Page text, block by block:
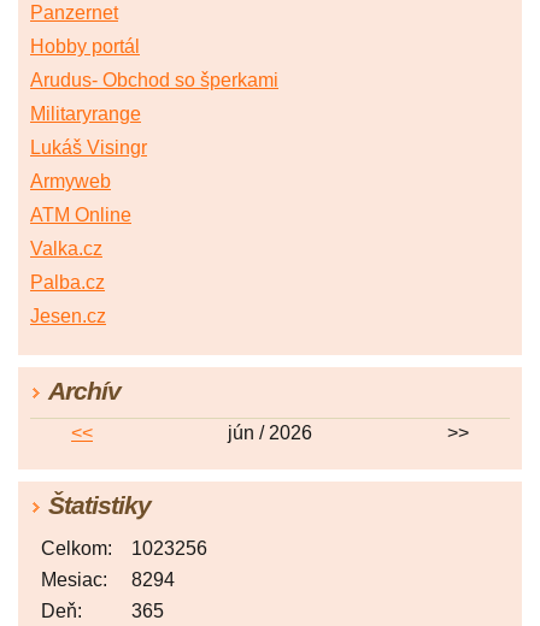
Panzernet
Hobby portál
Arudus- Obchod so šperkami
Militaryrange
Lukáš Visingr
Armyweb
ATM Online
Valka.cz
Palba.cz
Jesen.cz
Archív
<< jún / 2026 >>
Štatistiky
Celkom:
1023256
Mesiac:
8294
Deň:
365